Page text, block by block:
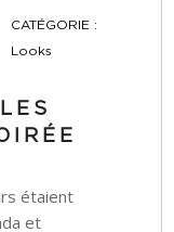
CATÉGORIE :
Looks
étaient
et